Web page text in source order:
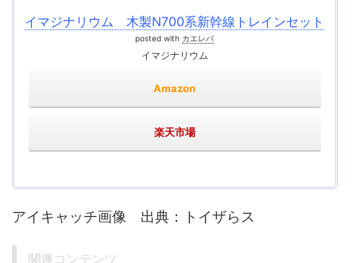
イマジナリウム 木製N700系新幹線トレインセット
posted with カエレバ
イマジナリウム
Amazon
楽天市場
アイキャッチ画像 出典：トイザらス
関連コンテンツ